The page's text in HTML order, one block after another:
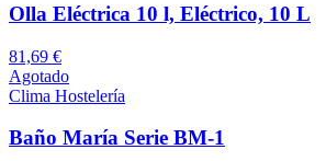
Olla Eléctrica 10 l, Eléctrico, 10 L
81,69 €
Agotado
Clima Hostelería
Baño María Serie BM-1